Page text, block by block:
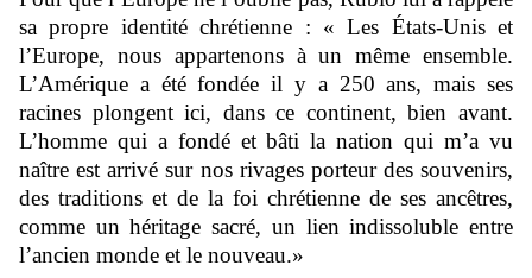
sa propre identité chrétienne : « Les États-Unis et
l’Europe, nous appartenons à un même ensemble.
L’Amérique a été fondée il y a 250 ans, mais ses
racines plongent ici, dans ce continent, bien avant.
L’homme qui a fondé et bâti la nation qui m’a vu
naître est arrivé sur nos rivages porteur des souvenirs,
des traditions et de la foi chrétienne de ses ancêtres,
comme un héritage sacré, un lien indissoluble entre
l’ancien monde et le nouveau.»